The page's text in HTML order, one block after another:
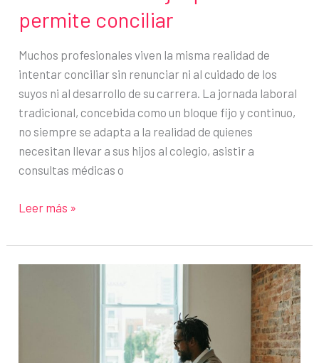
permite conciliar
Muchos profesionales viven la misma realidad de
intentar conciliar sin renunciar ni al cuidado de los
suyos ni al desarrollo de su carrera. La jornada laboral
tradicional, concebida como un bloque fijo y continuo,
no siempre se adapta a la realidad de quienes
necesitan llevar a sus hijos al colegio, asistir a
consultas médicas o
Porque
familia
importa:
Leer más »